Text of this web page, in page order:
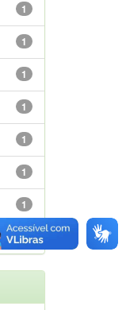
1
1
1
1
1
1
1
1